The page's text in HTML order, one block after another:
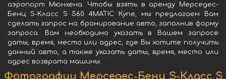
аэропорт Мюнхена. Чтобы взять в аренду Мерседес-
Бенц S-Класс S 560 4MATIC Купе, мы предлагаем Вам
сделать запрос на бронирование авто, заполнив форму
запроса. Вам необходимо указать в Вашем запросе
даты, время, место или адрес, где Вы хотите получить
данный авто, а также указать даты, время, место или
адрес возврата машины.
Фотографии Мерседес-Бенц S-Класс S